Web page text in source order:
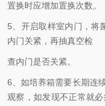
置换时应增加置换次数。
5、开启取样室内门，将
内门关紧，再抽真空检
查内门是否关紧。
6、如培养箱需要长期连
观察，如发现不正常就